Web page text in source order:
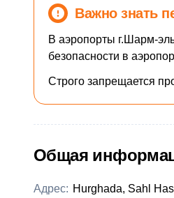
Важно знать
В аэропорты г.Шарм-
безопасности в
Строго запрещается
Общая
Адрес: Hurghada, Sahl